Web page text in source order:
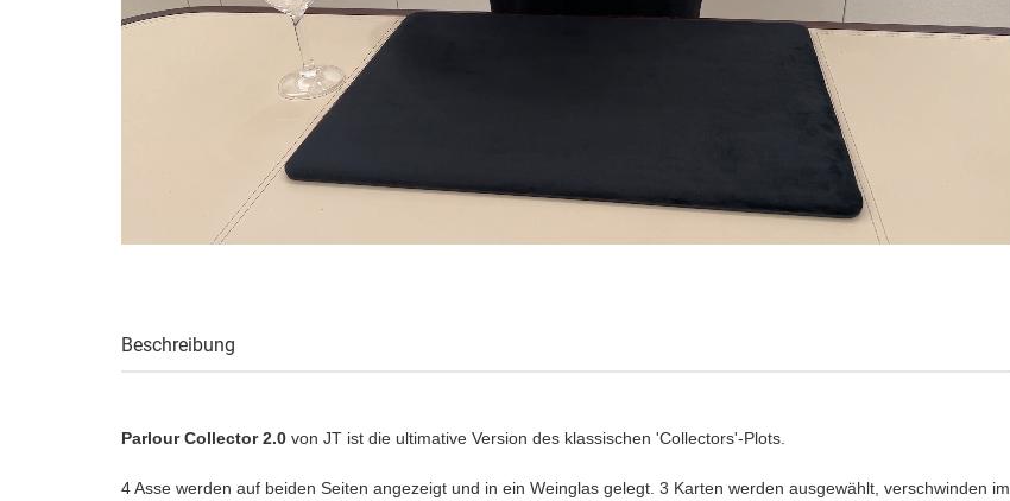
Beschreibung
Parlour Collector 2.0 von JT ist die ultimative Version des klassischen 'Collectors'-Plots.
4 Asse werden auf beiden Seiten angezeigt und in ein Weinglas gelegt. 3 Karten werden ausgewählt, verschwinden im